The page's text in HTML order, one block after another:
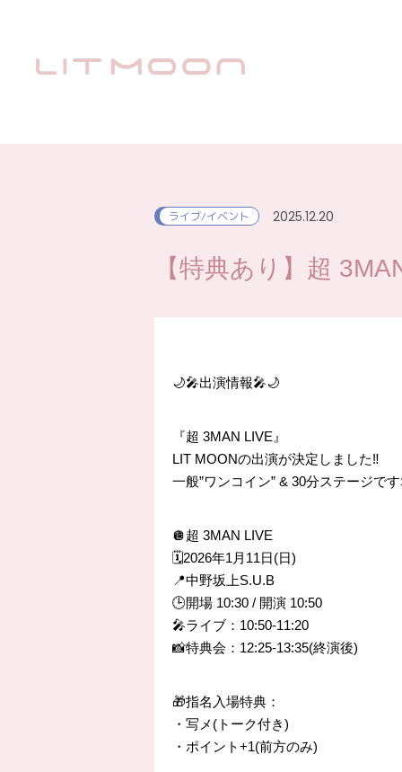
ライブ/イベント 2025.12.20
【特典あり】超
🌙🎤出演情報🎤🌙
『超 3MAN LIVE』
LIT MOONの出演が決定しました‼️
一般”ワンコイン” & 30分ステージで
🪩超 3MAN LIVE
🗓️2026年1月11日(日)
📍中野坂上S.U.B
🕒開場 10:30 / 開演 10:50
🎤ライブ：10:50-11:20
📸特典会：12:25-13:35(終演後)
🎁指名入場特典：
・写メ(トーク付き)
・ポイント+1(前方のみ)